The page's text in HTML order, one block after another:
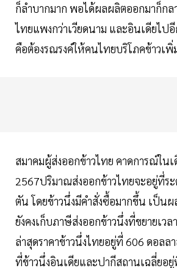
ก็ลำบากมาก พอได้ผลผลิตออกมาก็กล
ไทยแพงกว่าเวียดนาม และอินเดียไป
คือต้องรณรงค์ให้คนไทยบริโภคข้าวเพิ่
สมาคมผู้ส่งออกข้าวไทย คาดการณ์ใน
2567ปริมาณส่งออกข้าวไทยจะอยู่ที่ร
ตัน โดยข้าวนึ่งมีคำสั่งซื้อมากขึ้น เป็น
ยังคงเก็บภาษีส่งออกข้าวนึ่งที่ขยายเว
ล่าสุดราคาข้าวนึ่งไทยอยู่ที่ 606 ดอล
ที่ข้าวนึ่งอินเดียและปากีสถานเฉลี่ยอ